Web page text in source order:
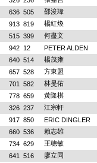
636 505
邵浚瑋
913 819
楊紅煥
515 399
何盡文
942 12
PETER ALDEN
640 514
楊茂雍
657 528
方東盟
701 582
林旻佑
778 659
黃隆棋
326 237
江宗軒
917 850
ERIC DINGLER
660 536
賴志雄
734 629
王聰敏
641 516
廖立同